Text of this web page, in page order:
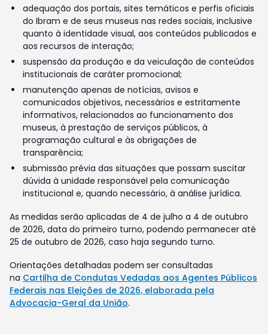
adequação dos portais, sites temáticos e perfis oficiais
do Ibram e de seus museus nas redes sociais, inclusive
quanto à identidade visual, aos conteúdos publicados e
aos recursos de interação;
suspensão da produção e da veiculação de conteúdos
institucionais de caráter promocional;
manutenção apenas de notícias, avisos e
comunicados objetivos, necessários e estritamente
informativos, relacionados ao funcionamento dos
museus, à prestação de serviços públicos, à
programação cultural e às obrigações de
transparência;
submissão prévia das situações que possam suscitar
dúvida à unidade responsável pela comunicação
institucional e, quando necessário, à análise jurídica.
As medidas serão aplicadas de 4 de julho a 4 de outubro
de 2026, data do primeiro turno, podendo permanecer até
25 de outubro de 2026, caso haja segundo turno.
Orientações detalhadas podem ser consultadas
na Cartilha de Condutas Vedadas aos Agentes Públicos
Federais nas Eleições de 2026, elaborada pela
Advocacia-Geral da União.